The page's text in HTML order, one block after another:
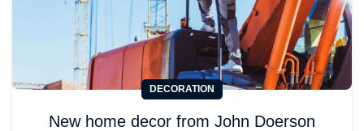
DECORATION
New home decor from John Doerson